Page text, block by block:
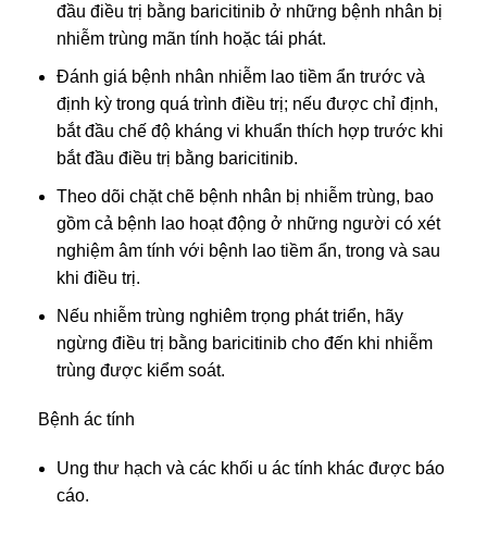
đầu điều trị bằng baricitinib ở những bệnh nhân bị
nhiễm trùng mãn tính hoặc tái phát.
Đánh giá bệnh nhân nhiễm lao tiềm ẩn trước và
định kỳ trong quá trình điều trị; nếu được chỉ định,
bắt đầu chế độ kháng vi khuẩn thích hợp trước khi
bắt đầu điều trị bằng baricitinib.
Theo dõi chặt chẽ bệnh nhân bị nhiễm trùng, bao
gồm cả bệnh lao hoạt động ở những người có xét
nghiệm âm tính với bệnh lao tiềm ẩn, trong và sau
khi điều trị.
Nếu nhiễm trùng nghiêm trọng phát triển, hãy
ngừng điều trị bằng baricitinib cho đến khi nhiễm
trùng được kiểm soát.
Bệnh ác tính
Ung thư hạch và các khối u ác tính khác được báo
cáo.